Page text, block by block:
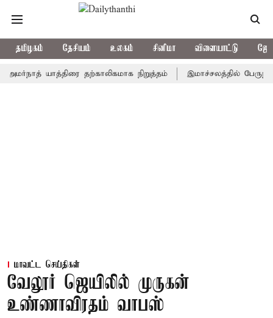
தமிழகம் தேசியம் உலகம் சினிமா விளையாட்டு
யாத்திரை தற்காலிகமாக நிறுத்தம் இமாச்சலத்தில் பேருந்து
மாவட்ட செய்திகள்
வேலூர் ஜெயிலில் முருகன்
உண்ணாவிரதம் வாபஸ்